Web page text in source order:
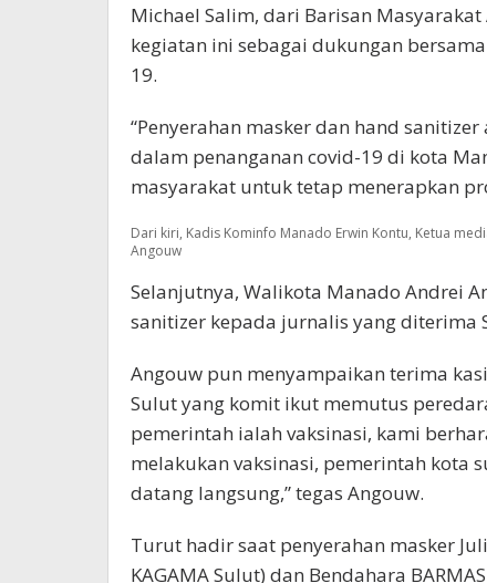
Michael Salim, dari Barisan
kegiatan ini sebagai dukungan
19.
“Penyerahan masker dan hand
dalam penanganan covid-19 di kota
masyarakat untuk tetap menerapkan
Dari kiri, Kadis Kominfo Manado Erwin Kontu, Ketua
Angouw
Selanjutnya, Walikota Manado Andrei
sanitizer kepada jurnalis yang diterima
Angouw pun menyampaikan terima
Sulut yang komit ikut memutus
pemerintah ialah vaksinasi, kami
melakukan vaksinasi, pemerintah kota
datang langsung,” tegas Angouw.
Turut hadir saat penyerahan masker
KAGAMA Sulut) dan Bendahara